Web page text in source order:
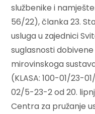
službenike i
56/22), članka 23.
usluga u zajednici
suglasnosti
mirovinskoga
(KLASA: 100-01/23-
02/5-23-2 od 20.
Centra za pružanje